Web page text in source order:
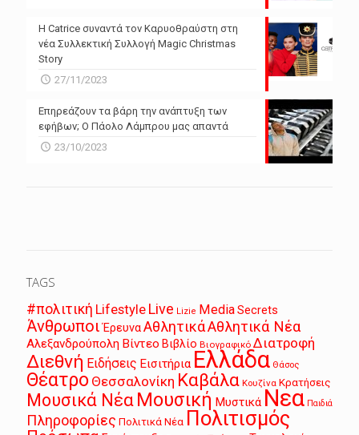
Η Catrice συναντά τον Καρυοθραύστη στη
νέα Συλλεκτική Συλλογή Magic Christmas
Story
27/11/2023
Επηρεάζουν τα βάρη την ανάπτυξη των
εφήβων; Ο Πάολο Λάμπρου μας απαντά
23/10/2023
TAGS
#πολιτική Lifestyle Live Lizie MediaSecrets
Άνθρωποι ΈρευναΑθλητικάΑθλητικά Νέα
Αλεξανδρούπολη Βίντεο Βιβλίο Βιογραφικό Διατροφή
Διεθνή Ειδήσεις Εισιτήρια Ελλάδα Θάσος
Θέατρο Θεσσαλονίκη Καβάλα Κουζίνα Κρατήσεις
Μουσικά Νέα Μουσική Μυστικά Νεα Παιδιά
Πληροφορίες Πολιτικά Νέα Πολιτισμός